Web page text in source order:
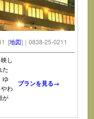
[地図]｜0838-25-0211
し
た
ゆ
わ
が
プランを見る→